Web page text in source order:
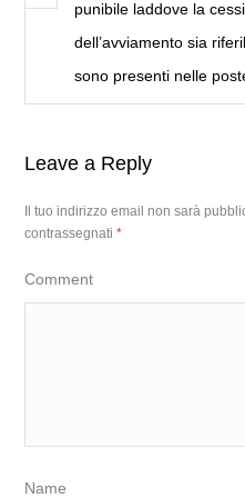
punibile laddove la
dell’avviamento sia
sono presenti nelle
Leave a Reply
Il tuo indirizzo email non sarà
contrassegnati*
Comment
Name